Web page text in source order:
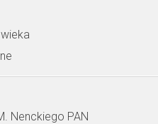
Nenckiego PAN